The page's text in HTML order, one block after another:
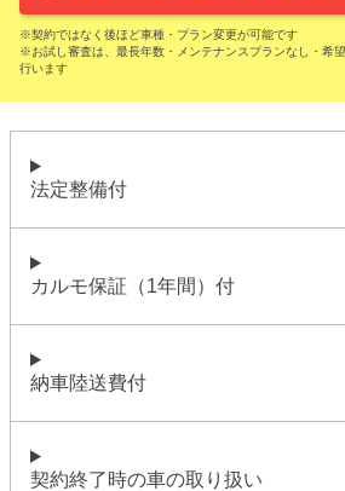
※契約ではなく後ほど車種・プラン変更が可能です
※お試し審査は、最長年数・メンテナンスプランなし・希
行います
法定整備付
カルモ保証（1年間）付
納車陸送費付
契約終了時の車の取り扱い